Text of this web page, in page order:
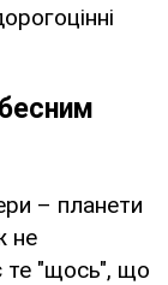
– планети
не
те "щось", що